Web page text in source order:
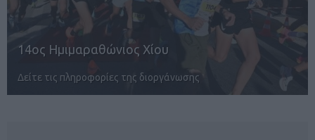
POWERADE B2Run Aθens 2026
Στις 8/10 το απόλυτο Corporate Running P…